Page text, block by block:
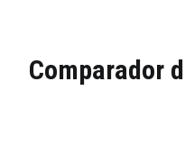
Comparador